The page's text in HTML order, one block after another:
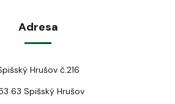
Adresa
Hrušov č.216
63 Spišský Hrušov